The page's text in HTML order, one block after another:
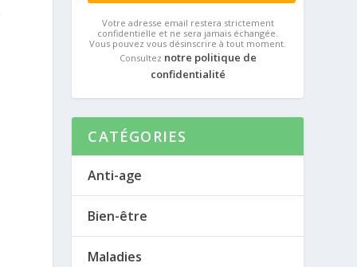
Votre adresse email restera strictement
confidentielle et ne sera jamais échangée.
Vous pouvez vous désinscrire à tout moment.
Consultez notre politique de
confidentialité
CATÉGORIES
Anti-age
Bien-être
Maladies